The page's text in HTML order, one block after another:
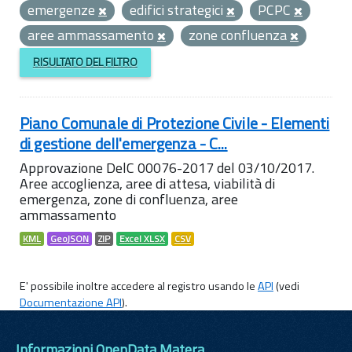
emergenze
edifici strategici
PCPC
aree ammassamento
zone confluenza
RISULTATO DEL FILTRO
Piano Comunale di Protezione Civile - Elementi
di gestione dell'emergenza - C...
Approvazione DelC 00076-2017 del 03/10/2017.
Aree accoglienza, aree di attesa, viabilità di
emergenza, zone di confluenza, aree
ammassamento
KML GeoJSON ZIP Excel XLSX CSV
E' possibile inoltre accedere al registro usando leAPI(vedi
Documentazione API).